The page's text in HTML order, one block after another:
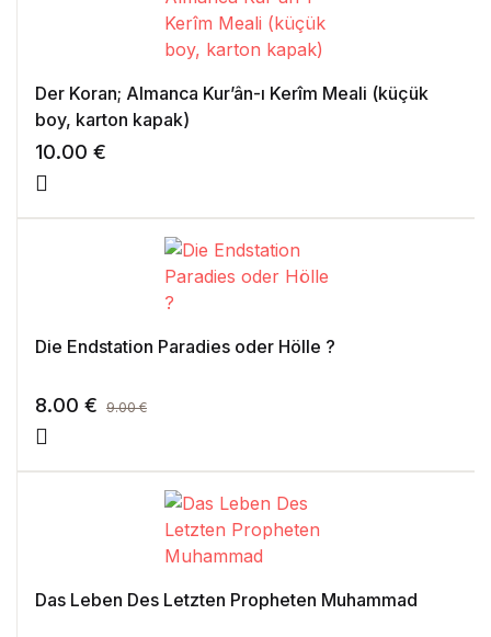
Der Koran; Almanca Kur’ân-ı Kerîm Meali (küçük
boy, karton kapak)
10.00 €
Die Endstation Paradies oder Hölle ?
8.00 € 9.00€
Das Leben Des Letzten Propheten Muhammad